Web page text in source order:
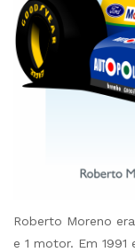
Roberto Moreno
e 1 motor. Em